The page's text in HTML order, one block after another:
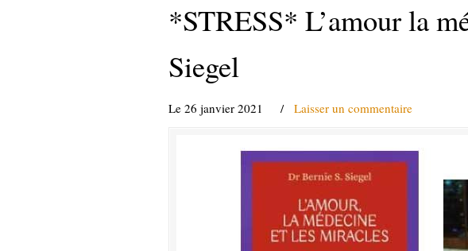
*STRESS* L’amour la
Siegel
Le 26 janvier 2021 / Laisser un commentaire